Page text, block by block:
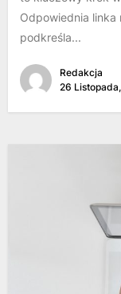
Odpowiednia linka
podkreśla...
Redakcja
26